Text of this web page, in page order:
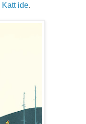
Katt ide.